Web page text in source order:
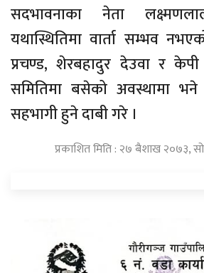
सदभावनाका नेता
यथास्थितिमा वार्ता सम्भव
प्रचण्ड, शेरबहादुर देउवा र
समितिमा बसेको अवस्थामा भने
सहभागी हुने दाबी गरे ।
प्रकाशित मिति : २७ बैशाख २०७३,